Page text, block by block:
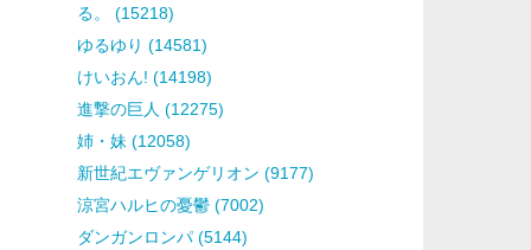
る。 (15218)
ゆるゆり (14581)
けいおん! (14198)
進撃の巨人 (12275)
姉・妹 (12058)
新世紀エヴァンゲリオン (9177)
涼宮ハルヒの憂鬱 (7002)
ダンガンロンパ (5144)